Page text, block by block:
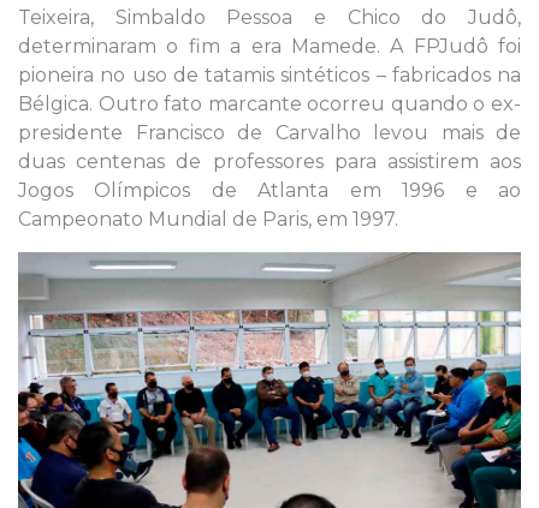
Teixeira, Simbaldo Pessoa e Chico do Judô,
determinaram o fim a era Mamede. A FPJudô foi
pioneira no uso de tatamis sintéticos – fabricados na
Bélgica. Outro fato marcante ocorreu quando o ex-
presidente Francisco de Carvalho levou mais de
duas centenas de professores para assistirem aos
Jogos Olímpicos de Atlanta em 1996 e ao
Campeonato Mundial de Paris, em 1997.